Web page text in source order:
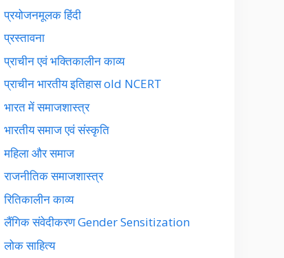
प्रयोजनमूलक हिंदी
प्रस्तावना
प्राचीन एवं भक्तिकालीन काव्य
प्राचीन भारतीय इतिहास old NCERT
भारत में समाजशास्त्र
भारतीय समाज एवं संस्कृति
महिला और समाज
राजनीतिक समाजशास्त्र
रितिकालीन काव्य
लैंगिक संवेदीकरण Gender Sensitization
लोक साहित्य